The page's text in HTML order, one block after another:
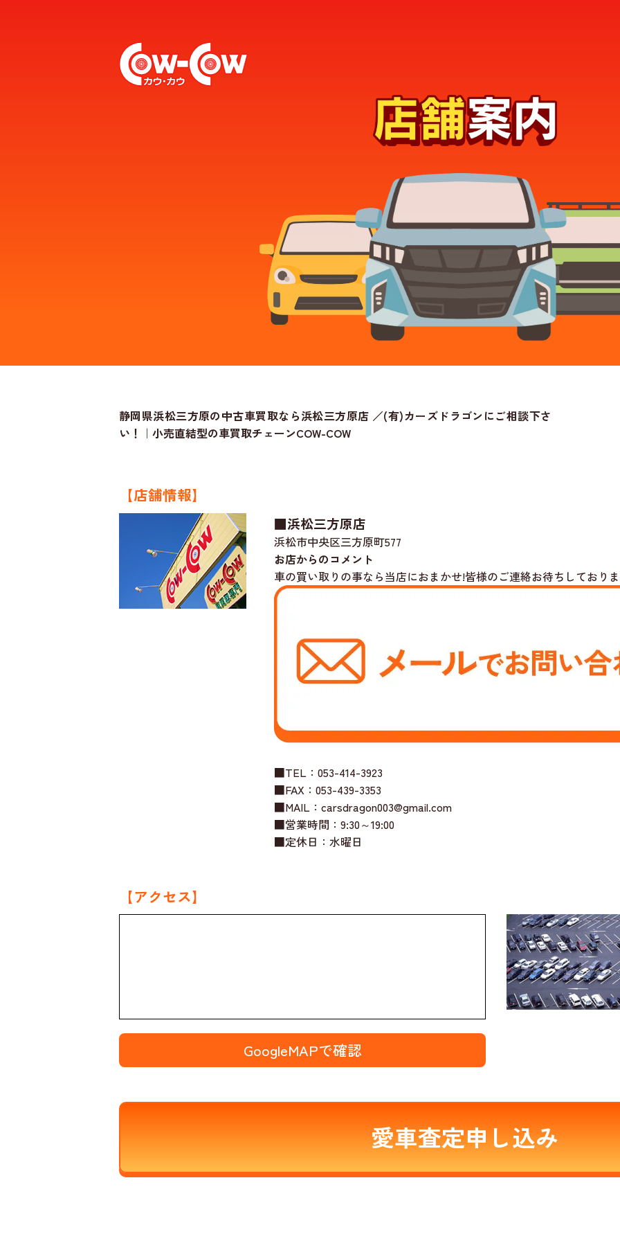
静岡県浜松三方原の中古車買取なら浜松三方原店 ／(有)カーズドラゴンにご相談下さ
い！｜小売直結型の車買取チェーンCOW-COW
【店舗情報】
■浜松三方原店
浜松市中央区三方原町577
お店からのコメント
車の買い取りの事なら当店におまかせ!皆様のご連絡お待ちしており
■TEL：053-414-3923
■FAX：053-439-3353
■MAIL：carsdragon003@gmail.com
■営業時間：9:30～19:00
■定休日：水曜日
【アクセス】
GoogleMAPで確認
愛車査定申し込み